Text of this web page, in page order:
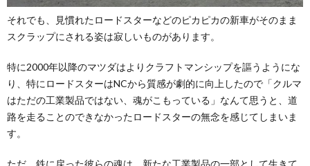
それでも、見慣れたロードスターなどのピカピカの新車がそのまま
スクラップにされる姿は寂しいものがあります。
特に2000年以降のマツダはよりクラフトマンシップを謳うようにな
り、特にロードスターはNCから質感が劇的に向上したので「クルマ
はただの工業製品ではない、魂がこもっている」なんて思うと、道
路を走ることのできなかったロードスターの無念を感じてしまいま
す。
ただ、鉄に戻った彼らの魂は、新たな工業製品の一部として生きて